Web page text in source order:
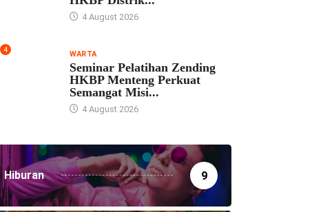
4 August 2026
4 WARTA
Seminar Pelatihan Zending
HKBP Menteng Perkuat
Semangat Misi...
4 August 2026
Hiburan 9